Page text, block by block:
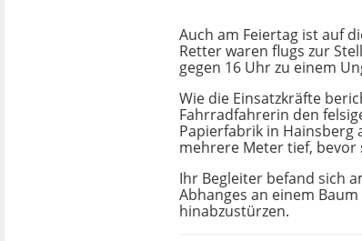
Auch am Feiertag ist auf
Retter waren flugs zur
gegen 16 Uhr zu einem
Wie die Einsatzkräfte
Fahrradfahrerin den
Papierfabrik in Hainsberg
mehrere Meter tief, bevor
Ihr Begleiter befand sich
Abhanges an einem
hinabzustürzen.